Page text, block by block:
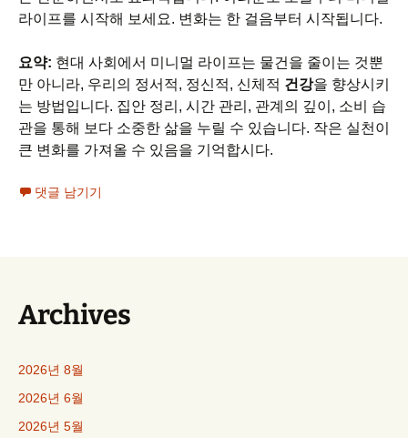
라이프를 시작해 보세요. 변화는 한 걸음부터 시작됩니다.
요약: 현대 사회에서 미니멀 라이프는 물건을 줄이는 것뿐
만 아니라, 우리의 정서적, 정신적, 신체적 건강을 향상시키
는 방법입니다. 집안 정리, 시간 관리, 관계의 깊이, 소비 습
관을 통해 보다 소중한 삶을 누릴 수 있습니다. 작은 실천이
큰 변화를 가져올 수 있음을 기억합시다.
댓글 남기기
Archives
2026년 8월
2026년 6월
2026년 5월